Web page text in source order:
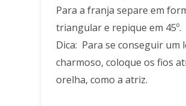
Para a franja separe em
triangular e repique em 45º.
Dica: Para se conseguir um
charmoso, coloque os fios
orelha, como a atriz.